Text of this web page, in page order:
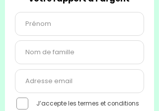
J’accepte les termes et conditions